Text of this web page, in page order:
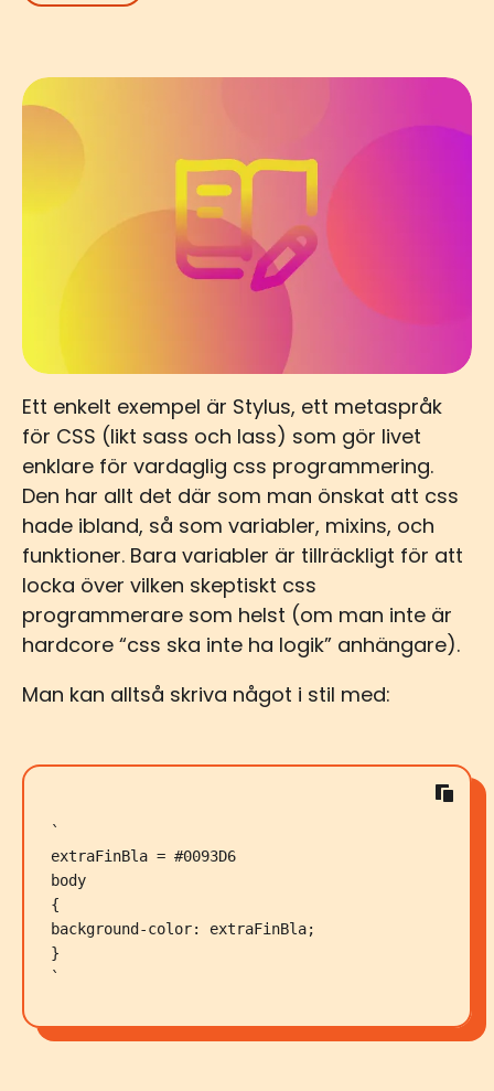
Ett enkelt exempel är Stylus, ett metaspråk
för CSS (likt sass och lass) som gör livet
enklare för vardaglig css programmering.
Den har allt det där som man önskat att css
hade ibland, så som variabler, mixins, och
funktioner. Bara variabler är tillräckligt för att
locka över vilken skeptiskt css
programmerare som helst (om man inte är
hardcore “css ska inte ha logik” anhängare).
Man kan alltså skriva något i stil med:
`
extraFinBla = #0093D6
body
{
background-color: extraFinBla;
}
`